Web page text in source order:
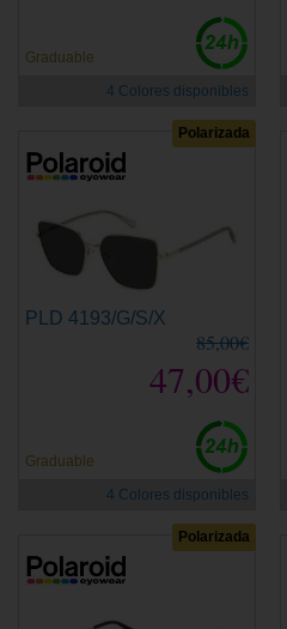
Graduable
4 Colores disponibles
Polarizada
PLD 4193/G/S/X
85,00€
47,00€
Graduable
4 Colores disponibles
Polarizada